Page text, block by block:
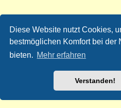
Diese Website nutzt Cookies,
bestmöglichen Komfort bei der
bieten. Mehr erfahren
Verstanden!